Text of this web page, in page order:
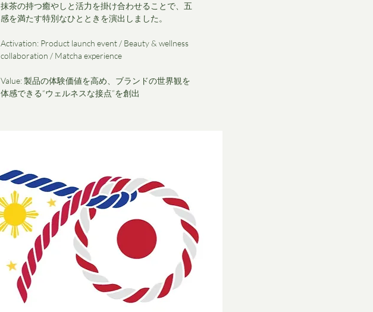
抹茶の持つ癒やしと活力を掛け合わせることで、五
感を満たす特別なひとときを演出しました。
Activation: Product launch event / Beauty & wellness
collaboration / Matcha experience
Value: 製品の体験価値を高め、ブランドの世界観を
体感できる“ウェルネスな接点”を創出